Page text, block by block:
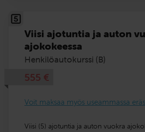
Viisi ajotuntia ja auton
ajokokeessa
Henkilöautokurssi (B)
555 €
Voit maksaa myös useammassa
Viisi (5) ajotuntia ja auton vuokra